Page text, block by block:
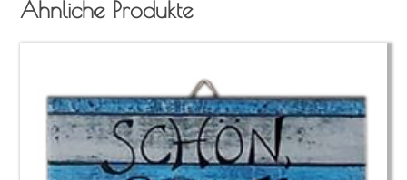
Ähnliche Produkte